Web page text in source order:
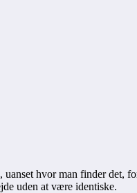
hvor man finder
uden at være identiske.